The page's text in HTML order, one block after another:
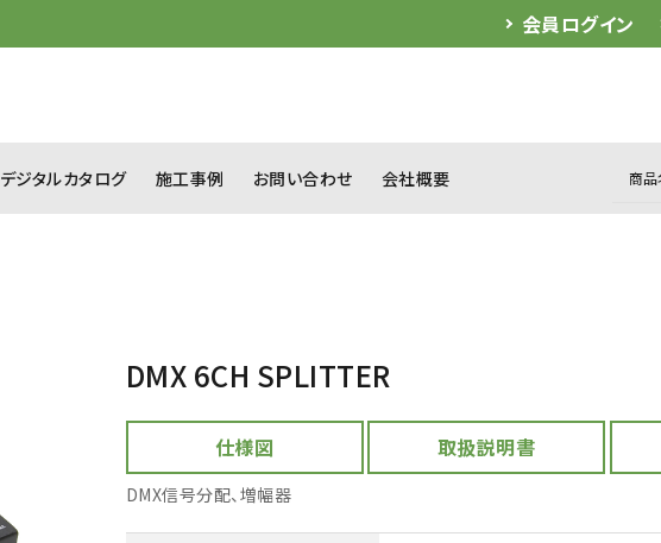
会員ログイン
デジタルカタログ 施工事例 お問い合わせ 会社概要
DMX 6CH SPLITTER
仕様図 取扱説明書
DMX信号分配、増幅器